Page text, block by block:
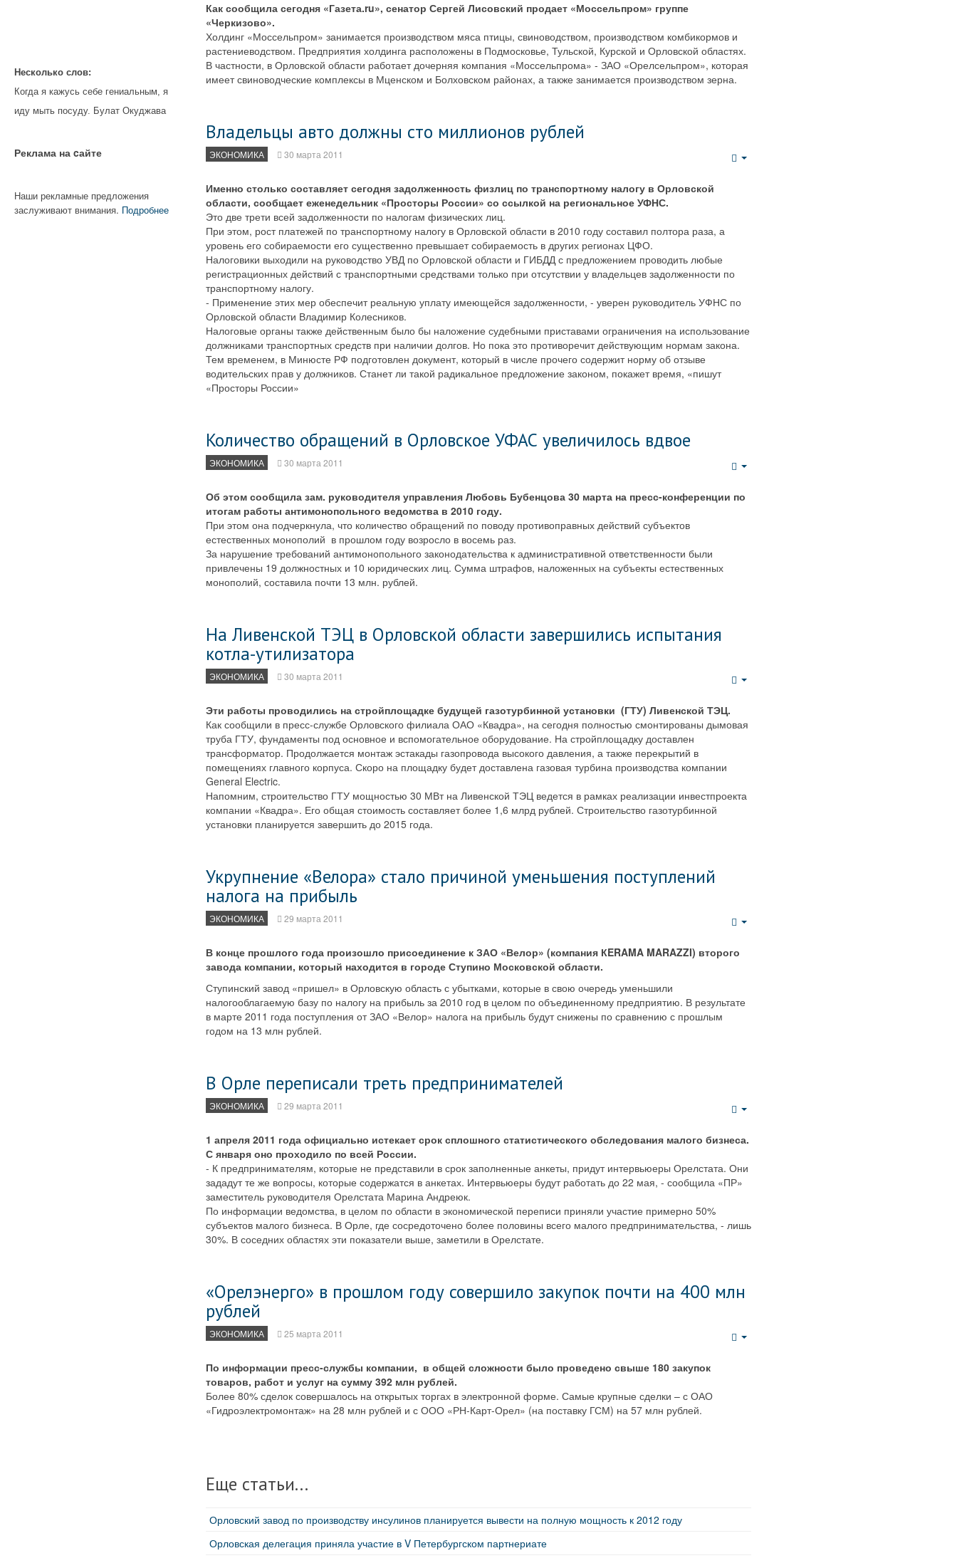
Как сообщила сегодня «Газета.ru», сенатор Сергей Лисовский продает «Моссельпром» группе
«Черкизово».
Холдинг «Моссельпром» занимается производством мяса птицы, свиноводством, производством комбикормов и
растениеводством. Предприятия холдинга расположены в Подмосковье, Тульской, Курской и Орловской областях.
В частности, в Орловской области работает дочерняя компания «Моссельпрома» - ЗАО «Орелсельпром», которая
имеет свиноводческие комплексы в Мценском и Болховском районах, а также занимается производством зерна.
Владельцы авто должны сто миллионов рублей
ЭКОНОМИКА 30 марта 2011
Именно столько составляет сегодня задолженность физлиц по транспортному налогу в Орловской
области, сообщает еженедельник «Просторы России» со ссылкой на региональное УФНС.
Это две трети всей задолженности по налогам физических лиц.
При этом, рост платежей по транспортному налогу в Орловской области в 2010 году составил полтора раза, а
уровень его собираемости его существенно превышает собираемость в других регионах ЦФО.
Налоговики выходили на руководство УВД по Орловской области и ГИБДД с предложением проводить любые
регистрационных действий с транспортными средствами только при отсутствии у владельцев задолженности по
транспортному налогу.
- Применение этих мер обеспечит реальную уплату имеющейся задолженности, - уверен руководитель УФНС по
Орловской области Владимир Колесников.
Налоговые органы также действенным было бы наложение судебными приставами ограничения на использование
должниками транспортных средств при наличии долгов. Но пока это противоречит действующим нормам закона.
Тем временем, в Минюсте РФ подготовлен документ, который в числе прочего содержит норму об отзыве
водительских прав у должников. Станет ли такой радикальное предложение законом, покажет время, «пишут
«Просторы России»
Количество обращений в Орловское УФАС увеличилось вдвое
ЭКОНОМИКА 30 марта 2011
Об этом сообщила зам. руководителя управления Любовь Бубенцова 30 марта на пресс-конференции по
итогам работы антимонопольного ведомства в 2010 году.
При этом она подчеркнула, что количество обращений по поводу противоправных действий субъектов
естественных монополий в прошлом году возросло в восемь раз.
За нарушение требований антимонопольного законодательства к административной ответственности были
привлечены 19 должностных и 10 юридических лиц. Сумма штрафов, наложенных на субъекты естественных
монополий, составила почти 13 млн. рублей.
На Ливенской ТЭЦ в Орловской области завершились испытания
котла-утилизатора
ЭКОНОМИКА 30 марта 2011
Эти работы проводились на стройплощадке будущей газотурбинной установки (ГТУ) Ливенской ТЭЦ.
Как сообщили в пресс-службе Орловского филиала ОАО «Квадра», на сегодня полностью смонтированы дымовая
труба ГТУ, фундаменты под основное и вспомогательное оборудование. На стройплощадку доставлен
трансформатор. Продолжается монтаж эстакады газопровода высокого давления, а также перекрытий в
помещениях главного корпуса. Скоро на площадку будет доставлена газовая турбина производства компании
General Electric.
Напомним, строительство ГТУ мощностью 30 МВт на Ливенской ТЭЦ ведется в рамках реализации инвестпроекта
компании «Квадра». Его общая стоимость составляет более 1,6 млрд рублей. Строительство газотурбинной
установки планируется завершить до 2015 года.
Укрупнение «Велора» стало причиной уменьшения поступлений
налога на прибыль
ЭКОНОМИКА 29 марта 2011
В конце прошлого года произошло присоединение к ЗАО «Велор» (компания КERAMA MARAZZI) второго
завода компании, который находится в городе Ступино Московской области.
Ступинский завод «пришел» в Орловскую область с убытками, которые в свою очередь уменьшили
налогооблагаемую базу по налогу на прибыль за 2010 год в целом по объединенному предприятию. В результате
в марте 2011 года поступления от ЗАО «Велор» налога на прибыль будут снижены по сравнению с прошлым
годом на 13 млн рублей.
В Орле переписали треть предпринимателей
ЭКОНОМИКА 29 марта 2011
1 апреля 2011 года официально истекает срок сплошного статистического обследования малого бизнеса.
С января оно проходило по всей России.
- К предпринимателям, которые не представили в срок заполненные анкеты, придут интервьюеры Орелстата. Они
зададут те же вопросы, которые содержатся в анкетах. Интервьюеры будут работать до 22 мая, - сообщила «ПР»
заместитель руководителя Орелстата Марина Андреюк.
По информации ведомства, в целом по области в экономической переписи приняли участие примерно 50%
субъектов малого бизнеса. В Орле, где сосредоточено более половины всего малого предпринимательства, - лишь
30%. В соседних областях эти показатели выше, заметили в Орелстате.
«Орелэнерго» в прошлом году совершило закупок почти на 400 млн
рублей
ЭКОНОМИКА 25 марта 2011
По информации пресс-службы компании, в общей сложности было проведено свыше 180 закупок
товаров, работ и услуг на сумму 392 млн рублей.
Более 80% сделок совершалось на открытых торгах в электронной форме. Самые крупные сделки – с ОАО
«Гидроэлектромонтаж» на 28 млн рублей и с ООО «РН-Карт-Орел» (на поставку ГСМ) на 57 млн рублей.
Еще статьи...
Орловский завод по производству инсулинов планируется вывести на полную мощность к 2012 году
Орловская делегация приняла участие в V Петербургском партнериате
Несколько слов:
Когда я кажусь себе гениальным, я
иду мыть посуду. Булат Окуджава
Реклама на cайте
Наши рекламные предложения
заслуживают внимания. Подробнее